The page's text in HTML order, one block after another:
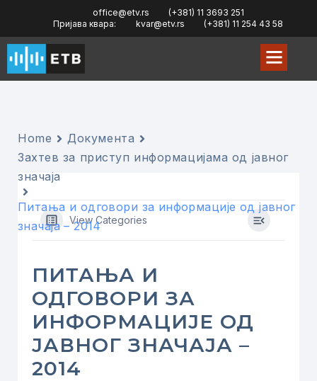
office@etv.rs
(+381) 11 3693 251
Пријава квара:
kvar@etv.rs (+381) 11 254 43 58
Home
Документа
Захтeв за приступ информацијама од јавног
значаја
Питања и одговори за информације од јавног
значаја – 2014View Categories
ПИТАЊА И
ОДГОВОРИ ЗА
ИНФОРМАЦИЈЕ ОД
ЈАВНОГ ЗНАЧАЈА –
2014